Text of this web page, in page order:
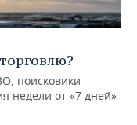
поисковики
недели от «7 дней»